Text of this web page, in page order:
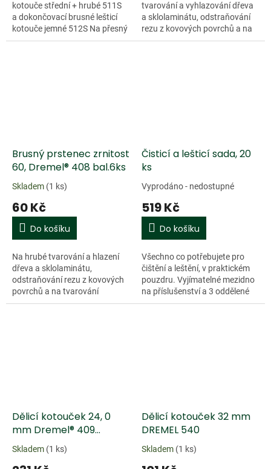
kotouče střední + hrubé 511S
a dokončovací brusné lešticí
kotouče jemné 512S Na přesný
a šetrný úběr materiálu v kovu,
tvarování a vyhlazování dřeva
a sklolaminátu, odstraňování
rezu z kovových povrchů a na
tvarování pryžových povrchů
Brusný prstenec zrnitost
60, Dremel® 408 bal.6ks
Skladem (1 ks)
60 Kč
Do košíku
Na hrubé tvarování a hlazení
dřeva a sklolaminátu,
odstraňování rezu z kovových
povrchů a na tvarování
pryžových povrchů Pro stopku
Čisticí a lešticí sada, 20
ks
Vyprodáno - nedostupné
519 Kč
Do košíku
Všechno co potřebujete pro
čištění a leštění, v praktickém
pouzdru. Vyjímatelné mezidno
na příslušenství a 3 oddělené
přihrádky představují ideální
Dělicí kotouček 24, 0
mm Dremel® 409
bal.36ks
Skladem (1 ks)
Dělicí kotouček 32 mm
DREMEL 540
Skladem (1 ks)